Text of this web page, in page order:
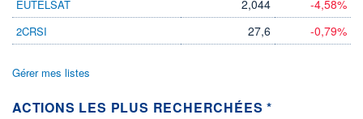
ÉLIGIBILITÉ
EUTELSAT 2,044 -4,58%
2CRSI 27,6 -0,79%
Gérer mes listes
ACTIONS LES PLUS RECHERCHÉES *